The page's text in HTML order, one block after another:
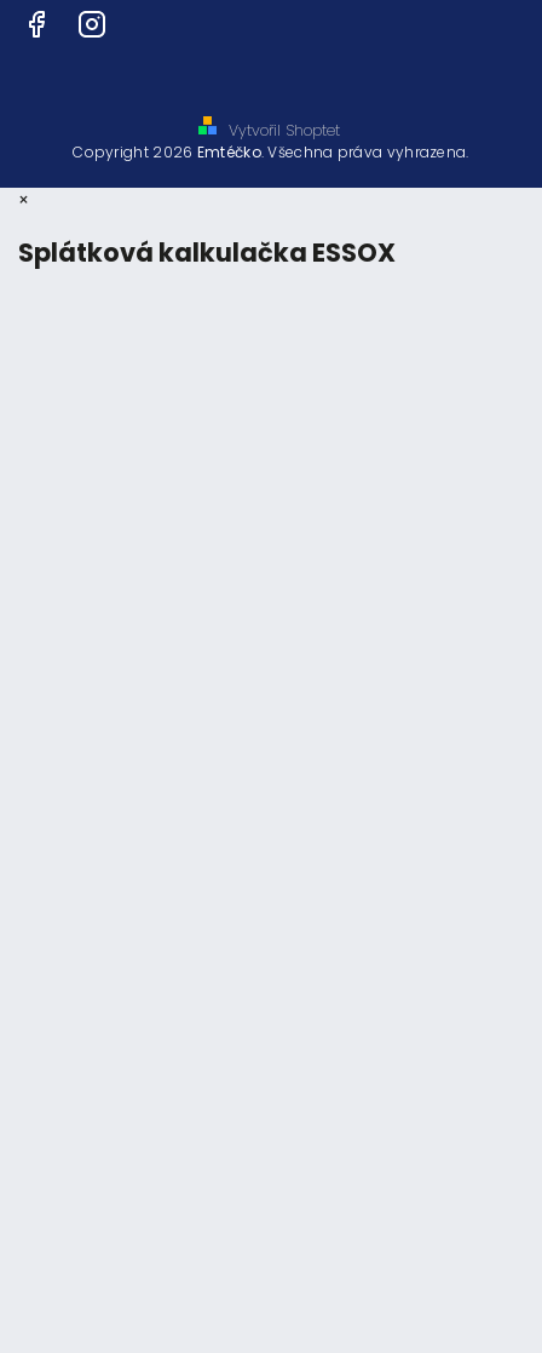
FacebookInstagram
Vytvořil Shoptet
Copyright 2026 Emtéčko. Všechna práva vyhrazena.
×
Splátková kalkulačka ESSOX